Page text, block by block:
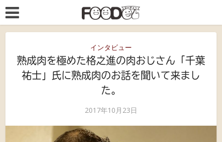
インタビュー
熟成肉を極めた格之進の肉おじさん「千葉
祐士」氏に熟成肉のお話を聞いて来まし
た。
2017年10月23日